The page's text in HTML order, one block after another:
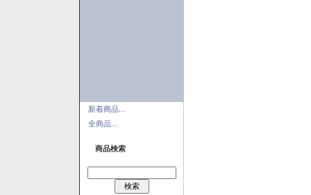
新着商品...
全商品...
商品検索